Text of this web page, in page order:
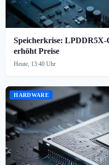
Speicherkrise:
erhöht Preise
Heute, 13:40 Uhr
HARDWARE